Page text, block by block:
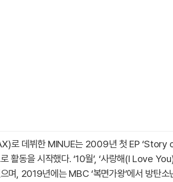
로 데뷔한 MINUE는 2009년 첫 EP ‘Story
활동을 시작했다. ‘10월’, ‘사랑해(I Love
며, 2019년에는 MBC ‘복면가왕’에서 방탄소